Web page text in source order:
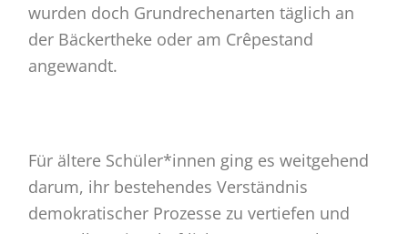
wurden doch Grundrechenarten täglich an
der Bäckertheke oder am Crêpestand
angewandt.
Für ältere Schüler*innen ging es weitgehend
darum, ihr bestehendes Verständnis
demokratischer Prozesse zu vertiefen und